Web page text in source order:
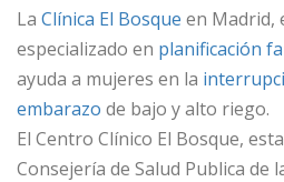
La Clínica El Bosque en Madrid,
especializado en planificación
ayuda a mujeres en la
embarazo de bajo y alto riego.
El Centro Clínico El Bosque,
Consejería de Salud Publica de